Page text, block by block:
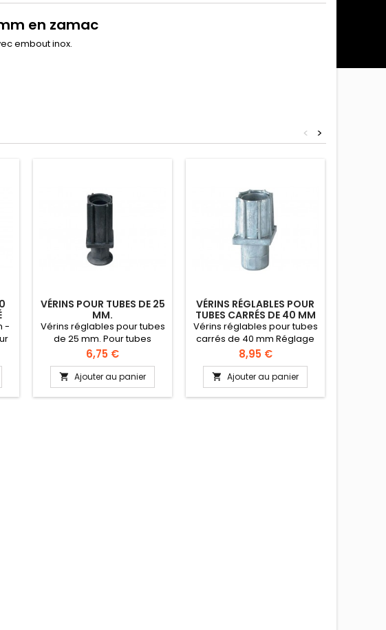
en zamac
embout inox.
>
<
-
VÉRINS POUR TUBES DE 25
MM.
Vérins réglables pour tubes
de 25 mm. Pour tubes
épaisseurs 1.2 à 1.5 mm
Réglage 29 mm
Prix
6,75 €
 Ajouter au panier
VÉRINS RÉGLABLES POUR
TUBES CARRÉS DE 40 MM
Vérins réglables pour tubes
carrés de 40 mm Réglage
de 25 à 36 mm suivant
modèle. Charge de 900 kg
sauf pour les modèles avec
embout composite : 90 kg
Prix
8,95 €
 Ajouter au panier